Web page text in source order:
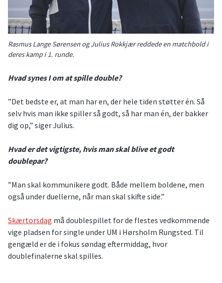
Rasmus Lange Sørensen og Julius Rokkjær reddede en matchbold i
deres kamp i 1. runde.
Hvad synes I om at spille double?
”Det bedste er, at man har en, der hele tiden støtter én. Så
selv hvis man ikke spiller så godt, så har man én, der bakker
dig op,” siger Julius.
Hvad er det vigtigste, hvis man skal blive et godt
doublepar?
”Man skal kommunikere godt. Både mellem boldene, men
også under duellerne, når man skal skifte side.”
Skærtorsdag må doublespillet for de flestes vedkommende
vige pladsen for single under UM i Hørsholm Rungsted. Til
gengæld er de i fokus søndag eftermiddag, hvor
doublefinalerne skal spilles.